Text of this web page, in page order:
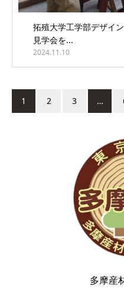
拓殖大学工学部デザイ
見学会を...
2024.11.10
1 2 3 …
多摩産